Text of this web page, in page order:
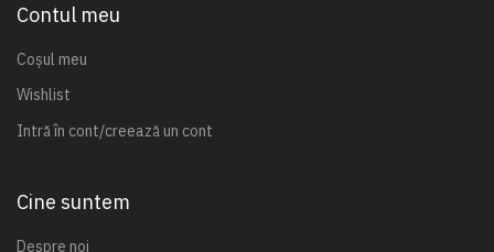
Contul meu
Coșul meu
Wishlist
Intră în cont/creează un cont
Cine suntem
Despre noi